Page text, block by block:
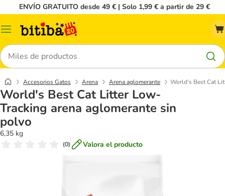
ENVÍO GRATUITO desde 49 € | Solo 1,99 € a partir de 29 €
Menú
Buscar
Accesorios Gatos Arena Arena aglomerante World's Best Cat
World's Best Cat Litter Low-
Tracking arena aglomerante sin
polvo
6,35 kg
(0) Valora el producto